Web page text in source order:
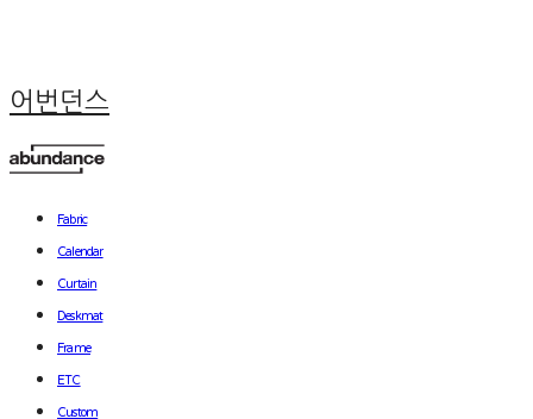
어번던스
Fabric
Calendar
Curtain
Deskmat
Frame
ETC